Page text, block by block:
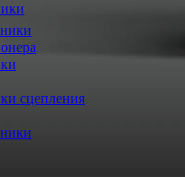
сцепления